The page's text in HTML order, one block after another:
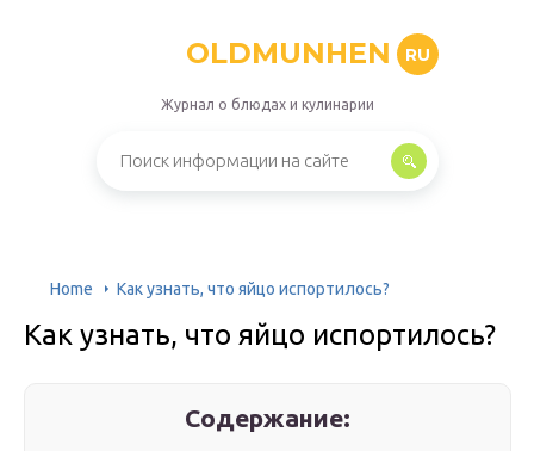
OLDMUNHEN RU
Журнал о блюдах и кулинарии
Home Как узнать, что яйцо испортилось?
Как узнать, что яйцо испортилось?
Содержание: